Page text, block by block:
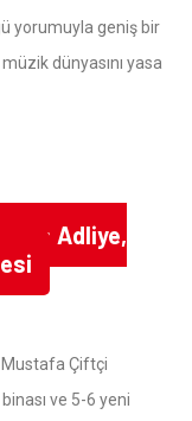
yorumuyla geniş bir
dünyasını yasa
Adliye,
Mustafa Çiftçi
ve 5-6 yeni